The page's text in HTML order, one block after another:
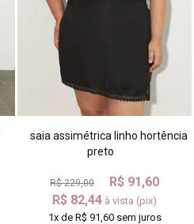
saia assimétrica linho hortência
preto
R$ 229,00
R$ 91,60
R$ 82,44 à vista (pix)
1xde R$ 91,60sem juros